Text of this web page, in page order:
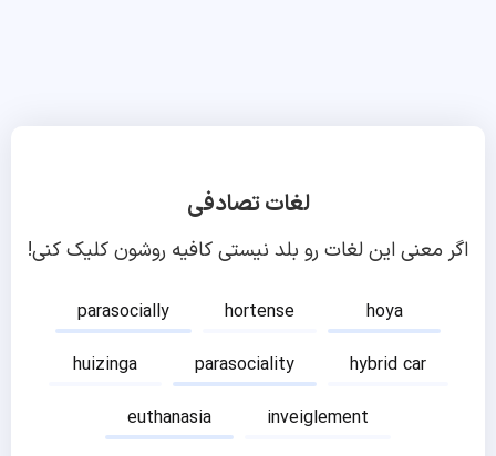
لغات تصادفی
اگر معنی این لغات رو بلد نیستی کافیه روشون کلیک کنی!
parasocially hortense
hoya
huizinga
parasociality
hybrid car
euthanasia
inveiglement